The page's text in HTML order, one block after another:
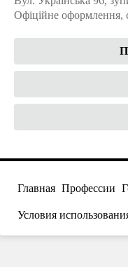
Офіційне оформлення,
Главная Профессии
Условия